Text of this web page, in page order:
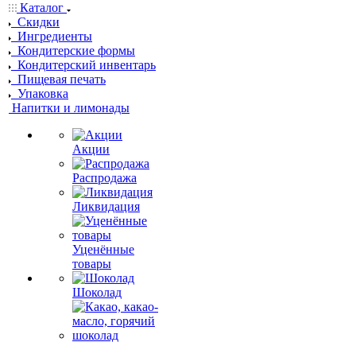
Каталог
Скидки
Ингредиенты
Кондитерские формы
Кондитерский инвентарь
Пищевая печать
Упаковка
Напитки и лимонады
Акции
Распродажа
Ликвидация
Уценённые
товары
Шоколад